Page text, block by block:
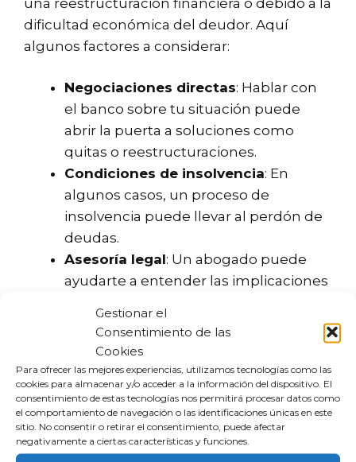
Gestionar el
Consentimiento de las
Cookies
Para ofrecer las mejores experiencias, utilizamos tecnologías como las
cookies para almacenar y/o acceder a la información del dispositivo. El
consentimiento de estas tecnologías nos permitirá procesar datos como
el comportamiento de navegación o las identificaciones únicas en este
sitio. No consentir o retirar el consentimiento, puede afectar
negativamente a ciertas características y funciones.
dificultad económica del deudor. Aquí
algunos factores a considerar:
Negociaciones directas: Hablar con
el banco sobre tu situación puede
abrir la puerta a soluciones como
quitas o reestructuraciones.
Condiciones de insolvencia: En
algunos casos, un proceso de
insolvencia puede llevar al perdón de
deudas.
Asesoría legal: Un abogado puede
ayudarte a entender las implicaciones
My Axactor es
My Axactor es una plataforma que permite a
los usuarios gestionar sus deudas de
manera digital. A través de esta herramienta,
los deudores pueden: